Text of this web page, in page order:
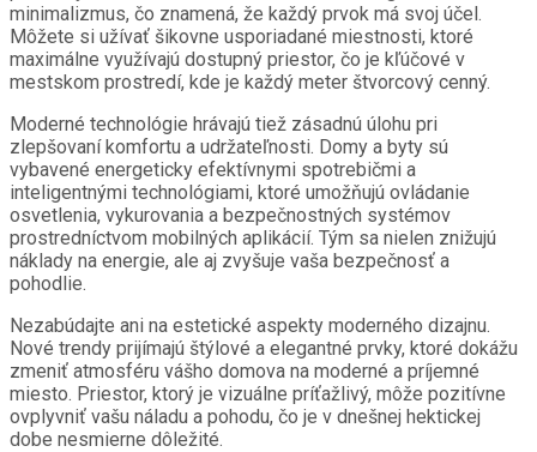
minimalizmus, čo znamená, že každý prvok má svoj účel.
Môžete si užívať šikovne usporiadané miestnosti, ktoré
maximálne využívajú dostupný priestor, čo je kľúčové v
mestskom prostredí, kde je každý meter štvorcový cenný.
Moderné technológie hrávajú tiež zásadnú úlohu pri
zlepšovaní komfortu a udržateľnosti. Domy a byty sú
vybavené energeticky efektívnymi spotrebičmi a
inteligentnými technológiami, ktoré umožňujú ovládanie
osvetlenia, vykurovania a bezpečnostných systémov
prostredníctvom mobilných aplikácií. Tým sa nielen znižujú
náklady na energie, ale aj zvyšuje vaša bezpečnosť a
pohodlie.
Nezabúdajte ani na estetické aspekty moderného dizajnu.
Nové trendy prijímajú štýlové a elegantné prvky, ktoré dokážu
zmeniť atmosféru vášho domova na moderné a príjemné
miesto. Priestor, ktorý je vizuálne príťažlivý, môže pozitívne
ovplyvniť vašu náladu a pohodu, čo je v dnešnej hektickej
dobe nesmierne dôležité.